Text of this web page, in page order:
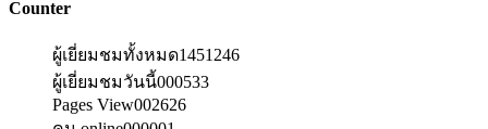
Counter
ผู้เยี่ยมชมทั้งหมด1451246
ผู้เยี่ยมชมวันนี้000533
Pages View002626